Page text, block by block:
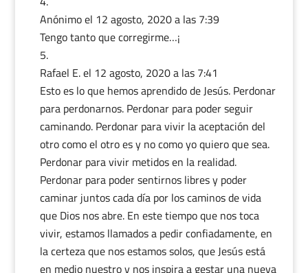
Anónimoel 12 agosto, 2020 a las 7:39
Tengo tanto que corregirme…¡
Rafael E.el 12 agosto, 2020 a las 7:41
Esto es lo que hemos aprendido de Jesús. Perdonar
para perdonarnos. Perdonar para poder seguir
caminando. Perdonar para vivir la aceptación del
otro como el otro es y no como yo quiero que sea.
Perdonar para vivir metidos en la realidad.
Perdonar para poder sentirnos libres y poder
caminar juntos cada día por los caminos de vida
que Dios nos abre. En este tiempo que nos toca
vivir, estamos llamados a pedir confiadamente, en
la certeza que nos estamos solos, que Jesús está
en medio nuestro y nos inspira a gestar una nueva